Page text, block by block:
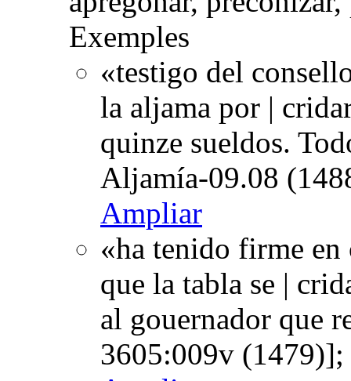
Exemples
«testigo del
la aljama por |
quinze sueldos.
Aljamía-09.08
Ampliar
«ha tenido firme en
que la tabla se |
al gouernador que
3605:009v (1479)];